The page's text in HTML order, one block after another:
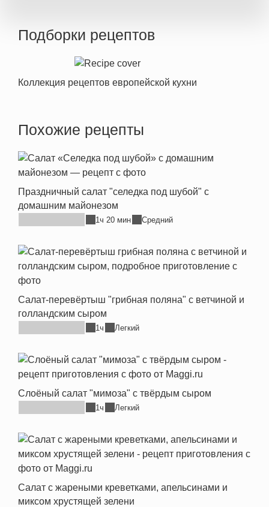
Подборки рецептов
Коллекция рецептов европейской кухни
Похожие рецепты
Праздничный салат "селедка под шубой" с
домашним майонезом
1ч 20 мин Средний
Салат-перевёртыш "грибная поляна" с ветчиной и
голландским сыром
1ч Легкий
Слоёный салат "мимоза" с твёрдым сыром
1ч Легкий
Салат с жареными креветками, апельсинами и
миксом хрустящей зелени